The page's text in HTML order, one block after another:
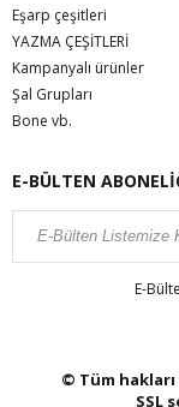
Eşarp çeşitleri
YAZMA ÇEŞİTLERİ
Kampanyalı ürünler
Şal Grupları
Bone vb.
E-BÜLTEN
E-
© Tüm
SSL